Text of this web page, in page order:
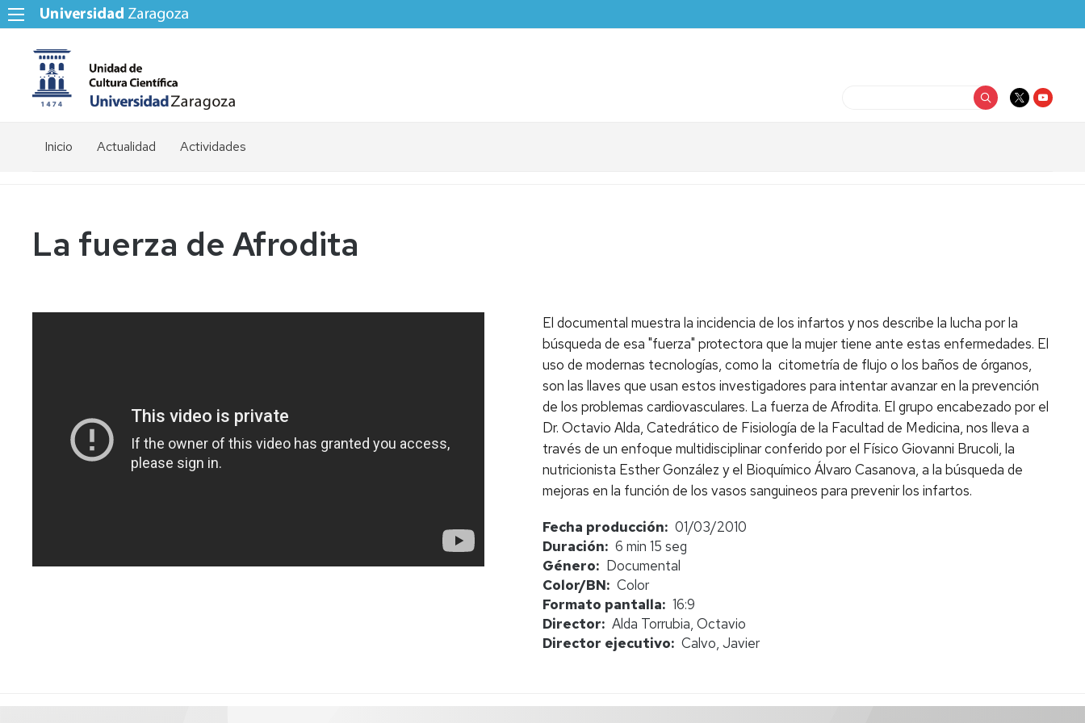
Inicio Actualidad Actividades
La fuerza de Afrodita
El documental muestra la incidencia de los infartos y nos describe la lucha por la
búsqueda de esa "fuerza" protectora que la mujer tiene ante estas enfermedades. El
uso de modernas tecnologías, como la citometría de flujo o los baños de órganos,
son las llaves que usan estos investigadores para intentar avanzar en la prevención
de los problemas cardiovasculares. La fuerza de Afrodita. El grupo encabezado por el
Dr. Octavio Alda, Catedrático de Fisiología de la Facultad de Medicina, nos lleva a
través de un enfoque multidisciplinar conferido por el Físico Giovanni Brucoli, la
nutricionista Esther González y el Bioquímico Álvaro Casanova, a la búsqueda de
mejoras en la función de los vasos sanguineos para prevenir los infartos.
Fecha producción
01/03/2010
Duración
6 min 15 seg
Género
Documental
Color/BN
Color
Formato pantalla
16:9
Director
Alda Torrubia, Octavio
Director ejecutivo
Calvo, Javier